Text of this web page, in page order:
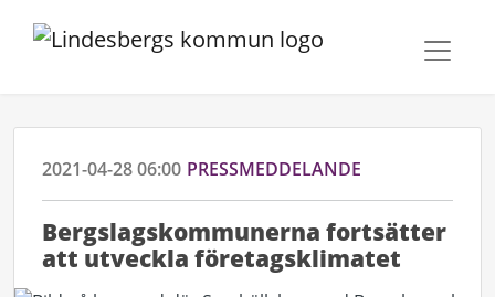
2021-04-28 06:00 PRESSMEDDELANDE
Bergslagskommunerna fortsätter
att utveckla företagsklimatet